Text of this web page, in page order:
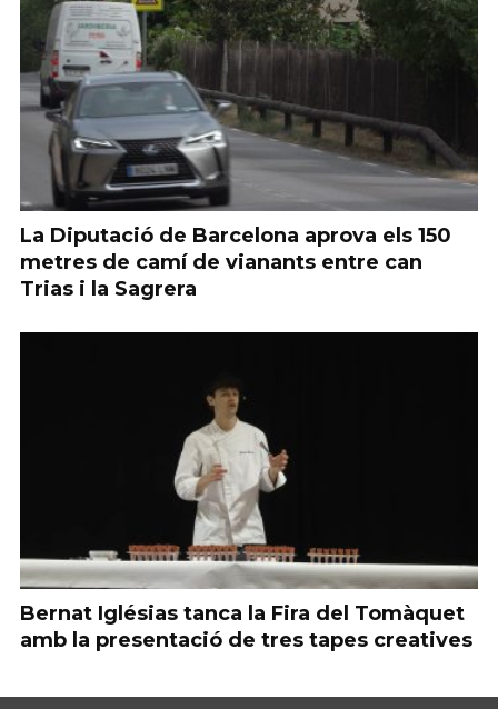
La Diputació de Barcelona aprova els 150
metres de camí de vianants entre can
Trias i la Sagrera
Bernat Iglésias tanca la Fira del Tomàquet
amb la presentació de tres tapes creatives